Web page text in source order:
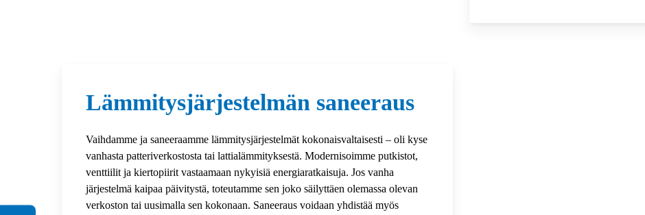
Lämmitysjärjestelmän saneeraus
Vaihdamme ja saneeraamme lämmitysjärjestelmät kokonaisvaltaisesti – oli kyse
vanhasta patteriverkostosta tai lattialämmityksestä. Modernisoimme putkistot,
venttiilit ja kiertopiirit vastaamaan nykyisiä energiaratkaisuja. Jos vanha
järjestelmä kaipaa päivitystä, toteutamme sen joko säilyttäen olemassa olevan
verkoston tai uusimalla sen kokonaan. Saneeraus voidaan yhdistää myös